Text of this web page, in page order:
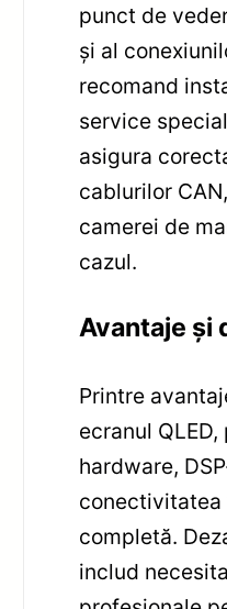
punct de
și al
recomand
service
asigura
cablurilor
camerei de
cazul.
Avantaje și
Printre
ecranul
hardware,
conectivitatea
completă.
includ